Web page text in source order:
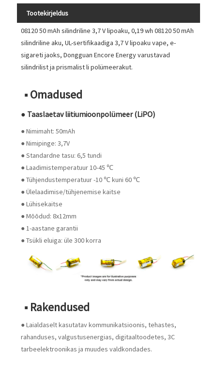
Tootekirjeldus
08120 50 mAh silindriline 3,7 V lipoaku, 0,19 wh 08120 50 mAh
silindriline aku, UL-sertifikaadiga 3,7 V lipoaku vape, e-
sigareti jaoks, Dongguan Encore Energy varustavad
silindrilist ja prismalist li polümeerakut.
■ Omadused
● Taaslaetav liitiumioonpolümeer (LiPO)
● Nimimaht: 50mAh
● Nimipinge: 3,7V
● Standardne tasu: 6,5 tundi
● Laadimistemperatuur 10-45 ℃
● Tühjendustemperatuur -10 ℃ kuni 60 ℃
● Ülelaadimise/tühjenemise kaitse
● Lühisekaitse
● Mõõdud: 8x12mm
● 1-aastane garantii
● Tsükli eluiga: üle 300 korra
■ Rakendused
● Laialdaselt kasutatav kommunikatsioonis, tehastes,
rahanduses, valgustusenergias, digitaaltoodetes, 3C
tarbeelektroonikas ja muudes valdkondades.